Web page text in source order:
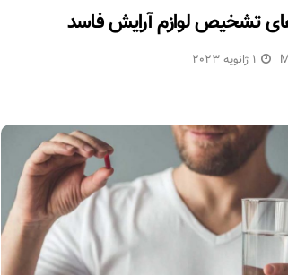
تشخیص لوازم آرایش فاسد
1 ژانویه 2023